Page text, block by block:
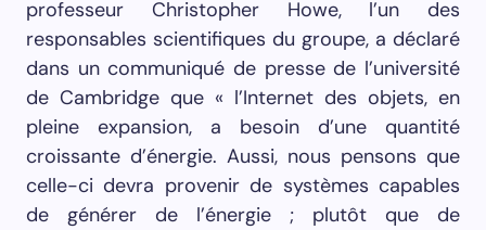
professeur Christopher Howe, l’un des
responsables scientifiques du groupe, a déclaré
dans un communiqué de presse de l’université
de Cambridge que « l’Internet des objets, en
pleine expansion, a besoin d’une quantité
croissante d’énergie. Aussi, nous pensons que
celle-ci devra provenir de systèmes capables
de générer de l’énergie ; plutôt que de